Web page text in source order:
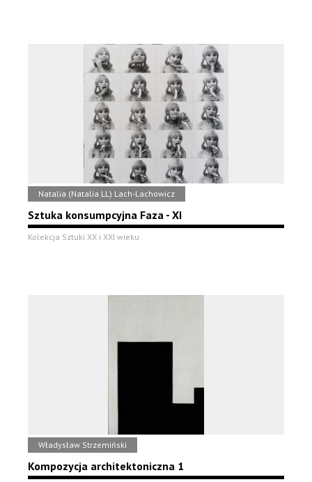
Natalia (Natalia LL) Lach-Lachowicz
Sztuka konsumpcyjna Faza - XI
Kolekcja Sztuki XX i XXI wieku
Władysław Strzemiński
Kompozycja architektoniczna 1